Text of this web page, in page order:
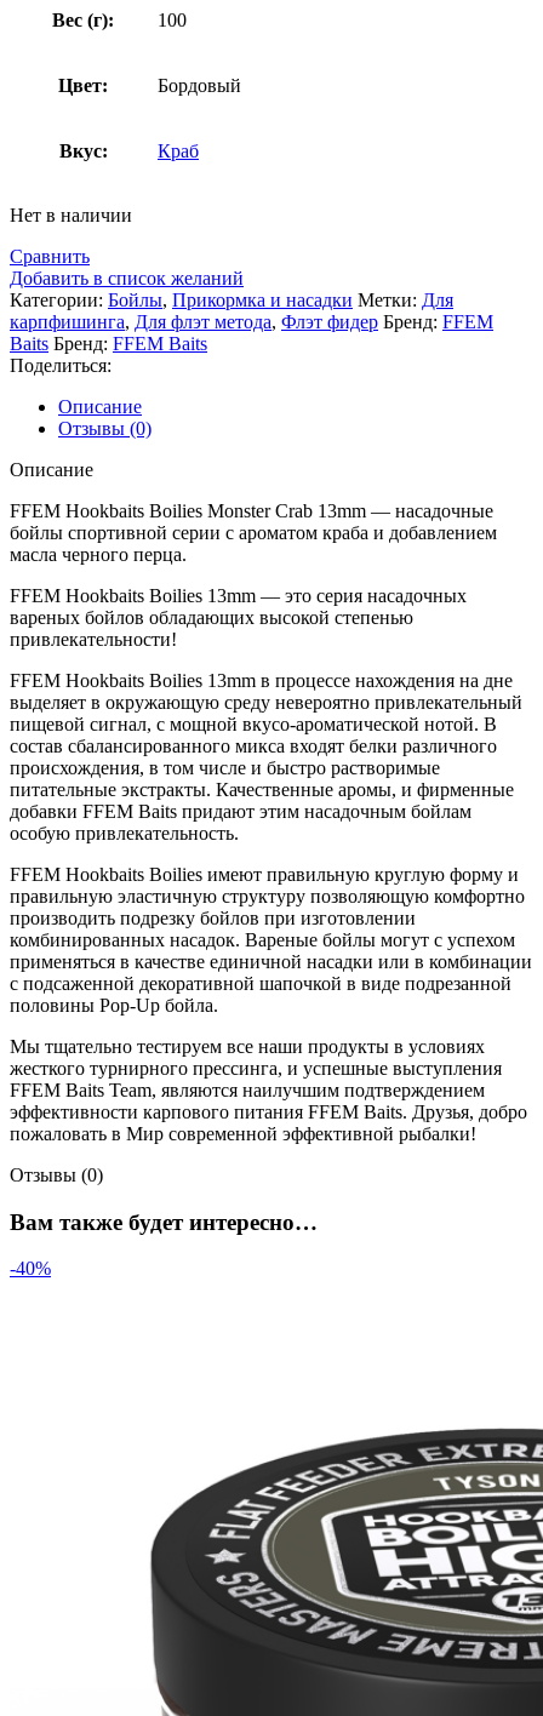
Вес (г): 100
Цвет: Бордовый
Вкус: Краб
Нет в наличии
Сравнить
Добавить в список желаний
Категории: Бойлы, Прикормка и насадки Метки: Для
карпфишинга, Для флэт метода, Флэт фидер Бренд: FFEM
Baits Бренд: FFEM Baits
Поделиться:
Описание
Отзывы (0)
Описание
FFEM Hookbaits Boilies Monster Crab 13mm — насадочные
бойлы спортивной серии с ароматом краба и добавлением
масла черного перца.
FFEM Hookbaits Boilies 13mm — это серия насадочных
вареных бойлов обладающих высокой степенью
привлекательности!
FFEM Hookbaits Boilies 13mm в процессе нахождения на дне
выделяет в окружающую среду невероятно привлекательный
пищевой сигнал, с мощной вкусо-ароматической нотой. В
состав сбалансированного микса входят белки различного
происхождения, в том числе и быстро растворимые
питательные экстракты. Качественные аромы, и фирменные
добавки FFEM Baits придают этим насадочным бойлам
особую привлекательность.
FFEM Hookbaits Boilies имеют правильную круглую форму и
правильную эластичную структуру позволяющую комфортно
производить подрезку бойлов при изготовлении
комбинированных насадок. Вареные бойлы могут с успехом
применяться в качестве единичной насадки или в комбинации
с подсаженной декоративной шапочкой в виде подрезанной
половины Pop-Up бойла.
Мы тщательно тестируем все наши продукты в условиях
жесткого турнирного прессинга, и успешные выступления
FFEM Baits Team, являются наилучшим подтверждением
эффективности карпового питания FFEM Baits. Друзья, добро
пожаловать в Мир современной эффективной рыбалки!
Отзывы (0)
Вам также будет интересно…
-40%